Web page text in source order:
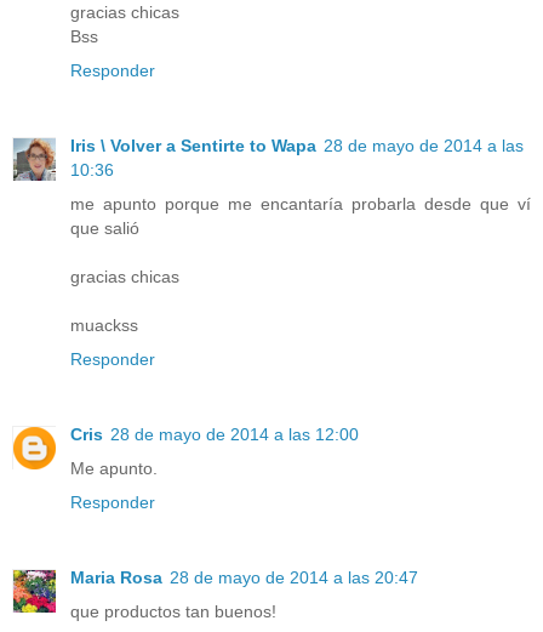
gracias chicas
Bss
Responder
Iris \ Volver a Sentirte to Wapa 28 de mayo de 2014 a las
10:36
me apunto porque me encantaría probarla desde que ví
que salió
gracias chicas
muackss
Responder
Cris 28 de mayo de 2014 a las 12:00
Me apunto.
Responder
Maria Rosa 28 de mayo de 2014 a las 20:47
que productos tan buenos!